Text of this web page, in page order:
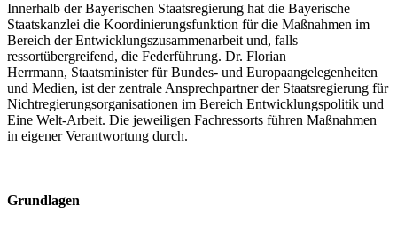
Innerhalb der Bayerischen Staatsregierung hat die Bayerische
Staatskanzlei die Koordinierungsfunktion für die Maßnahmen im
Bereich der Entwicklungszusammenarbeit und, falls
ressortübergreifend, die Federführung. Dr. Florian
Herrmann, Staatsminister für Bundes- und Europaangelegenheiten
und Medien, ist der zentrale Ansprechpartner der Staatsregierung für
Nichtregierungsorganisationen im Bereich Entwicklungspolitik und
Eine Welt-Arbeit. Die jeweiligen Fachressorts führen Maßnahmen
in eigener Verantwortung durch.
Grundlagen